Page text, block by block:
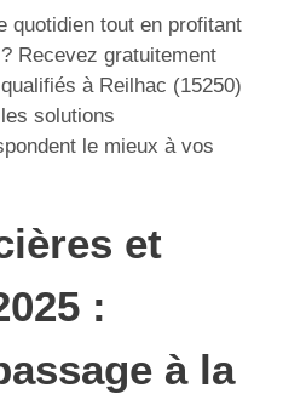
quotidien tout en profitant
Recevez gratuitement
à Reilhac (15250)
solutions
le mieux à vos
et
:
à la